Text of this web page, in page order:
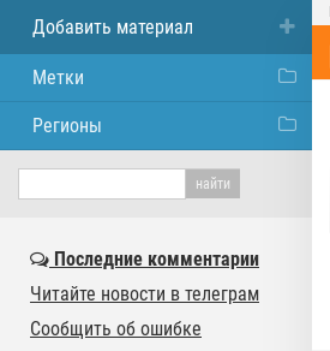
Добавить материал
Метки
Регионы
Последние комментарии
Читайте новости в телеграм
Сообщить об ошибке